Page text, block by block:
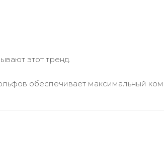
этот тренд.
обеспечивает максимальный